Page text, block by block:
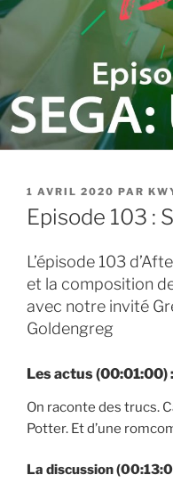
PUBLIÉ
LE
1 AVRIL 2020 PAR
Episode 103 :
L’épisode 103
et la composition
avec notre invité
Goldengreg
Les actus (00:01:00) :
On raconte des trucs.
Potter. Et d’une
La discussion